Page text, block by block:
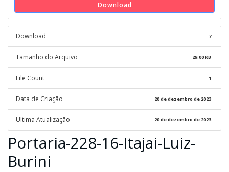
Download
Download 7
Tamanho do Arquivo 29.00 KB
File Count 1
Data de Criação 20 de dezembro de 2023
Ultima Atualização 20 de dezembro de 2023
Portaria-228-16-Itajai-Luiz-
Burini